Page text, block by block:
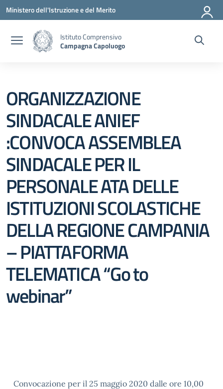
Vai ai contenuti
Vai al menu di navigazione
Vai al footer
Ministero dell'Istruzione e del Merito
Istituto Comprensivo
Campagna Capoluogo
ORGANIZZAZIONE
SINDACALE ANIEF
:CONVOCA ASSEMBLEA
SINDACALE PER IL
PERSONALE ATA DELLE
ISTITUZIONI SCOLASTICHE
DELLA REGIONE CAMPANIA
– PIATTAFORMA
TELEMATICA “Go to
webinar”
Convocazione per il 25 maggio 2020 dalle ore 10,00